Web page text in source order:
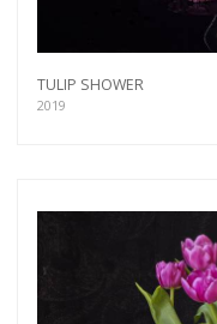
TULIP SHOWER
2019